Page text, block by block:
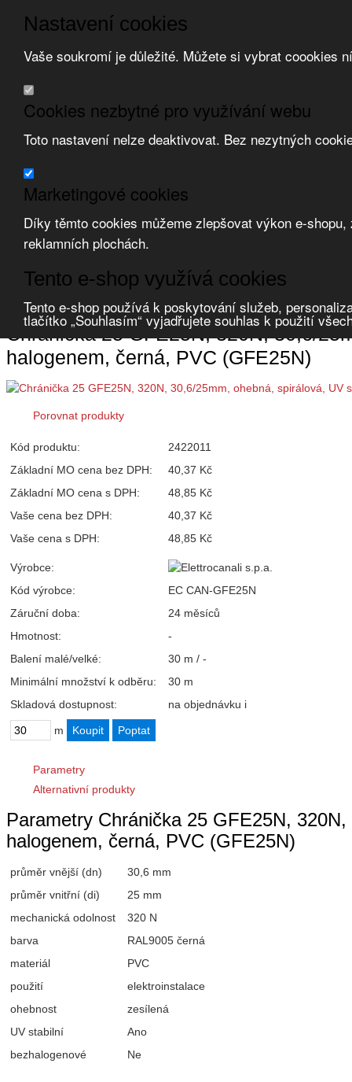
Nastavení cookies
Vaše soukromí je důležité. Můžete si vybrat coookies
Cookies nezbytné pro využívání webu
Toto nastavení nelze deaktivovat. Bez nezytných
Marketingové cookies
Díky těmto cookies můžeme zlepšovat výkon e-
reklamních plochách.
Tento e-shop využívá cookies
Tento e-shop používá k poskytování služeb,
tlačítko „Souhlasím“ vyjadřujete souhlas k použití
Přeskočit na hlavní obsah Přeskočit na doplňující obsah
Obchodní podmínky
Registrace
Zvolte měnu:
Přihlásit uživatele
Úvod Uložení vedení, krabice chráničky ohebné spirálové
Chránička 25 GFE25N, 320N, 30,6/
halogenem, černá, PVC (GFE25N)
Porovnat produkty
Kód produktu:
2422011
Základní MO cena bez DPH:
40,37 Kč
Základní MO cena s DPH:
48,85 Kč
Vaše cena bez DPH:
40,37 Kč
Vaše cena s DPH:
48,85 Kč
Výrobce:
Kód výrobce:
EC CAN-GFE25N
Záruční doba:
24 měsíců
Hmotnost:
-
Balení malé/velké:
30 m / -
Minimální množství k odběru:
30 m
Skladová dostupnost:
na objednávku i
m
Parametry
Alternativní produkty
Parametry Chránička 25 GFE25N,
halogenem, černá, PVC (GFE25N)
průměr vnější (dn)
30,6 mm
průměr vnitřní (di)
25 mm
mechanická odolnost
320 N
barva
RAL9005 černá
materiál
PVC
použití
elektroinstalace
ohebnost
zesílená
UV stabilní
Ano
bezhalogenové
Ne